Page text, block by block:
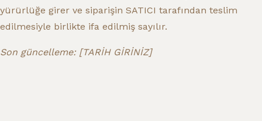
yürürlüğe girer ve siparişin SATICI tarafından teslim
edilmesiyle birlikte ifa edilmiş sayılır.
Son güncelleme: [TARİH GİRİNİZ]